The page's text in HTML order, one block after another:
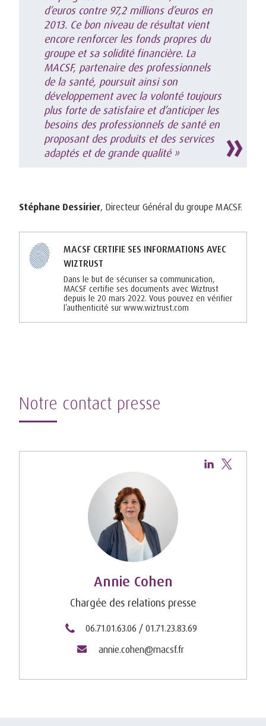
d’euros contre 97,2 millions d’euros en
2013. Ce bon niveau de résultat vient
encore renforcer les fonds propres du
groupe et sa solidité financière. La
MACSF, partenaire des professionnels
de la santé, poursuit ainsi son
développement avec la volonté toujours
plus forte de satisfaire et d’anticiper les
besoins des professionnels de santé en
proposant des produits et des services
adaptés et de grande qualité »
Stéphane Dessirier, Directeur Général du groupe MACSF.
MACSF CERTIFIE SES INFORMATIONS AVEC
WIZTRUST
Dans le but de sécuriser sa communication,
MACSF certifie ses documents avec Wiztrust
depuis le 20 mars 2022. Vous pouvez en vérifier
l’authenticité sur www.wiztrust.com
Notre contact presse
Annie Cohen
Chargée des relations presse
06.71.01.63.06 / 01.71.23.83.69
annie.cohen@macsf.fr